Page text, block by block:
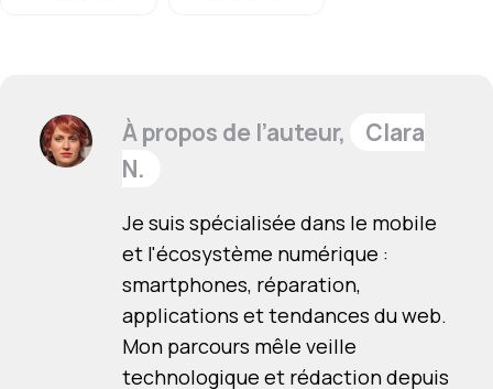
À propos de l’auteur,
Clara
N.
Je suis spécialisée dans le mobile
et l'écosystème numérique :
smartphones, réparation,
applications et tendances du web.
Mon parcours mêle veille
technologique et rédaction depuis